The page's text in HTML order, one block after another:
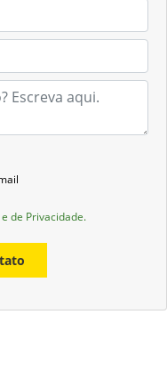
de Privacidade.